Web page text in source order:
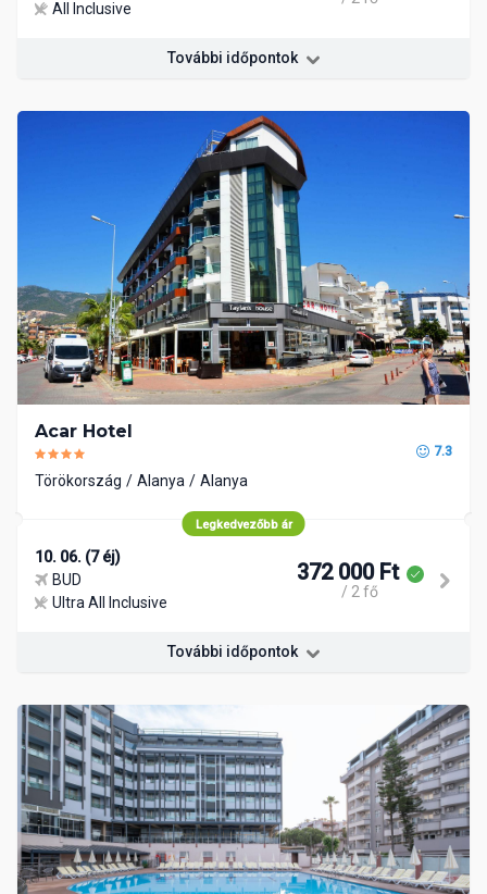
All Inclusive
További időpontok
Acar Hotel
7.3
Törökország Alanya Alanya
Legkedvezőbb ár
10. 06. (7 éj)
BUD
Ultra All Inclusive
372 000 Ft
/ 2 fő
További időpontok